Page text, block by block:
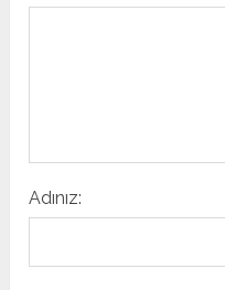
Adınız: